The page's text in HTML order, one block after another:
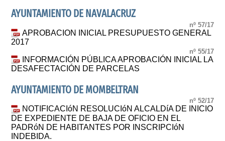
AYUNTAMIENTO DE NAVALACRUZ
nº 57/17
APROBACION INICIAL PRESUPUESTO GENERAL
2017
nº 55/17
INFORMACIÓN PÚBLICA APROBACIÓN INICIAL LA
DESAFECTACIÓN DE PARCELAS
AYUNTAMIENTO DE MOMBELTRAN
nº 52/17
NOTIFICACIóN RESOLUCIóN ALCALDíA DE INICIO
DE EXPEDIENTE DE BAJA DE OFICIO EN EL
PADRóN DE HABITANTES POR INSCRIPCIóN
INDEBIDA.